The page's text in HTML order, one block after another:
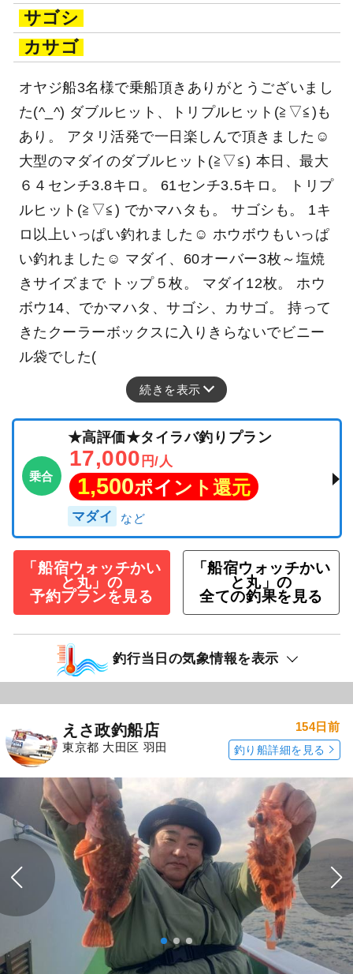
サゴシ
カサゴ
オヤジ船3名様で乗船頂きありがとうございまし
た(^_^) ダブルヒット、トリプルヒット(≧▽≦)も
あり。 アタリ活発で一日楽しんで頂きました☺
大型のマダイのダブルヒット(≧▽≦) 本日、最大
６４センチ3.8キロ。 61センチ3.5キロ。 トリプ
ルヒット(≧▽≦) でかマハタも。 サゴシも。 1キ
ロ以上いっぱい釣れました☺ ホウボウもいっぱ
い釣れました☺ マダイ、60オーバー3枚～塩焼
きサイズまで トップ５枚。 マダイ12枚。 ホウ
ボウ14、でかマハタ、サゴシ、カサゴ。 持って
きたクーラーボックスに入りきらないでビニー
ル袋でした(
続きを表示
乗合
★高評価★タイラバ釣りプラン
17,000 円/人
1,500ポイント還元
マダイ
「船宿ウォッチかい
と丸」の
予約プランを見る
「船宿ウォッチかい
と丸」の
全ての釣果を見る
釣行当日の気象情報を表示
えさ政釣船店
東京都 大田区 羽田
154日前
釣り船詳細を見る